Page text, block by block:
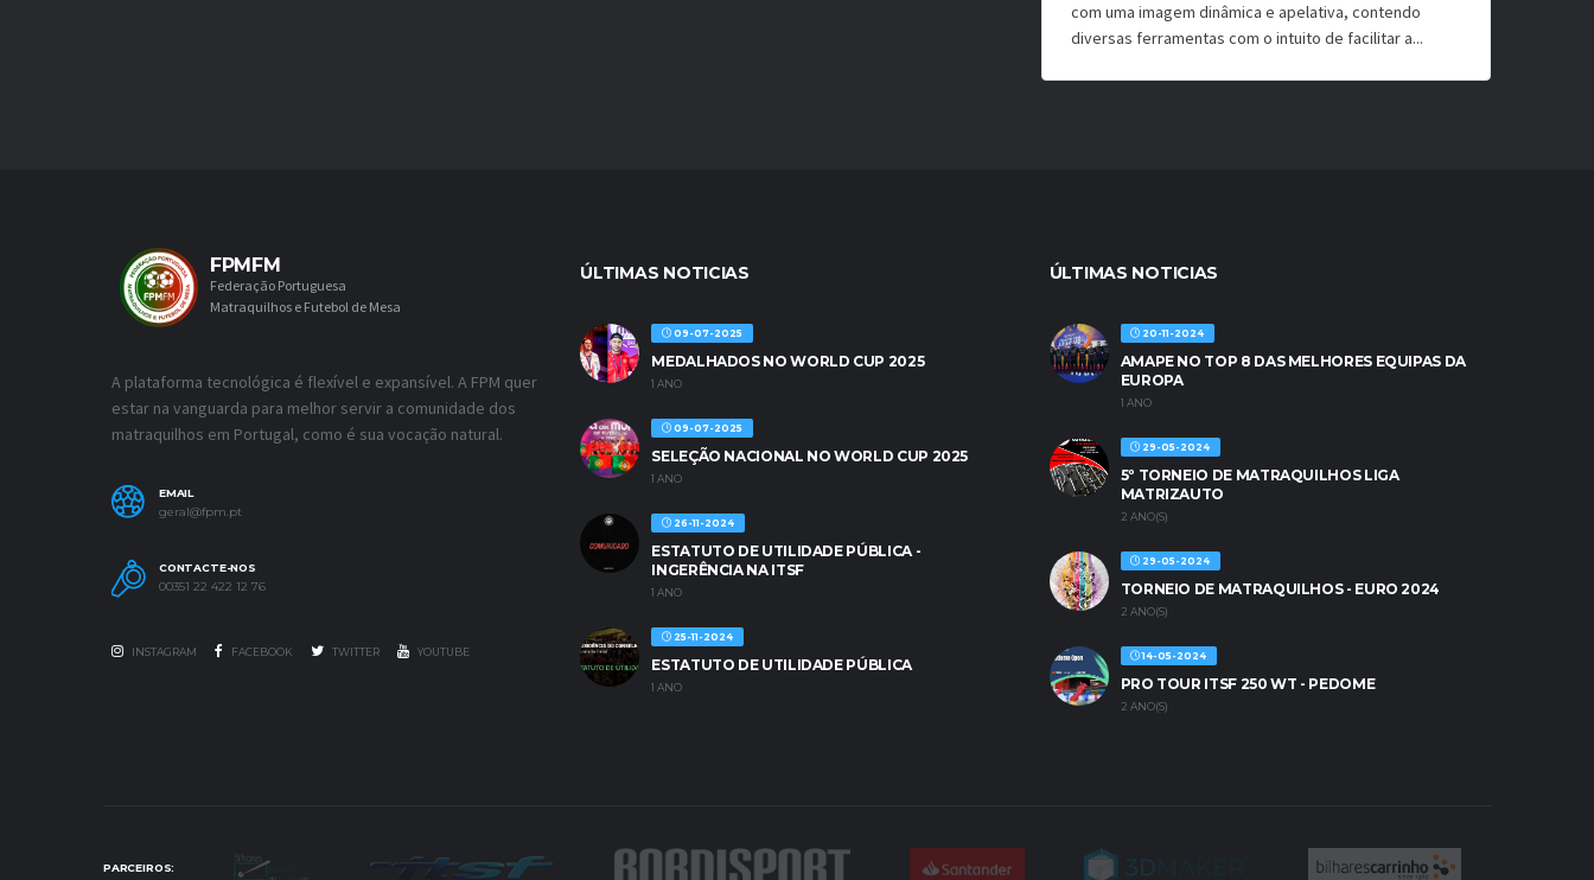
com uma imagem dinâmica e apelativa, contendo
diversas ferramentas com o intuito de facilitar a...
FPMFM
Federação Portuguesa
Matraquilhos e Futebol de Mesa
A plataforma tecnológica é flexível e expansível. A FPM quer
estar na vanguarda para melhor servir a comunidade dos
matraquilhos em Portugal, como é sua vocação natural.
EMAIL
geral@fpm.pt
CONTACTE-NOS
00351 22 422 12 76
INSTAGRAM FACEBOOK TWITTER YOUTUBE
ÚLTIMAS NOTICIAS
09-07-2025
MEDALHADOS NO WORLD CUP 2025
1 ANO
09-07-2025
SELEÇÃO NACIONAL NO WORLD CUP 2025
1 ANO
26-11-2024
ESTATUTO DE UTILIDADE PÚBLICA -
INGERÊNCIA NA ITSF
1 ANO
25-11-2024
ESTATUTO DE UTILIDADE PÚBLICA
1 ANO
ÚLTIMAS NOTICIAS
20-11-2024
AMAPE NO TOP 8 DAS MELHORES EQUIPAS DA
EUROPA
1 ANO
29-05-2024
5º TORNEIO DE MATRAQUILHOS LIGA
MATRIZAUTO
2 ANO(S)
29-05-2024
TORNEIO DE MATRAQUILHOS - EURO 2024
2 ANO(S)
14-05-2024
PRO TOUR ITSF 250 WT - PEDOME
2 ANO(S)
PARCEIROS: